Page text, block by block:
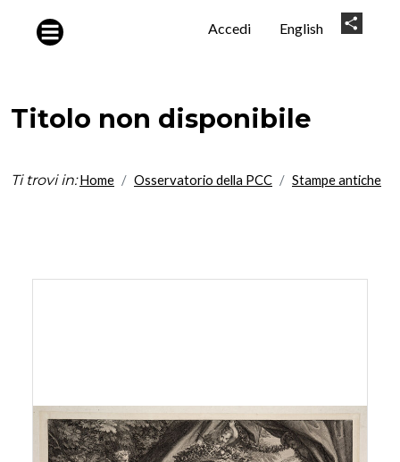
User
Accedi English
Titolo non disponibile
Ti trovi in: Home Osservatorio della PCC Stampe antiche